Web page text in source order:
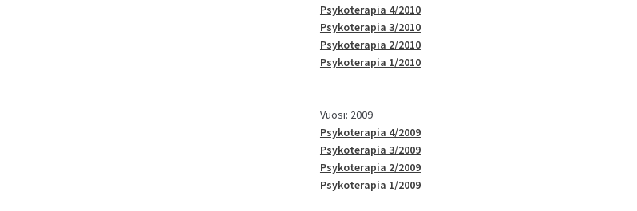
Psykoterapia 4/2010
Psykoterapia 3/2010
Psykoterapia 2/2010
Psykoterapia 1/2010
Vuosi: 2009
Psykoterapia 4/2009
Psykoterapia 3/2009
Psykoterapia 2/2009
Psykoterapia 1/2009